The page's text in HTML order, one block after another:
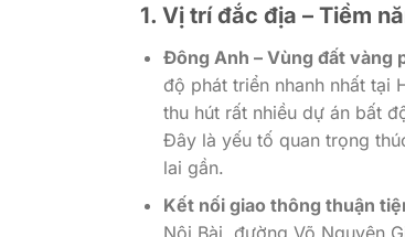
1. Vị trí đắc địa – Tiềm
Đông Anh – Vùng đất vàng
độ phát triển nhanh nhất tại
thu hút rất nhiều dự án bất
Đây là yếu tố quan trọng
lai gần.
Kết nối giao thông thuận